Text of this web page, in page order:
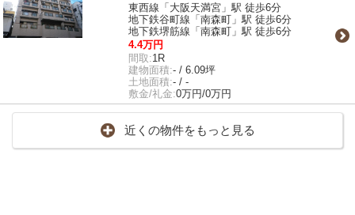
東西線「大阪天満宮」駅 徒歩6分
地下鉄谷町線「南森町」駅 徒歩6分
地下鉄堺筋線「南森町」駅 徒歩6分
4.4万円
間取:1R
建物面積:- / 6.09坪
土地面積:- / -
敷金/礼金:0万円/0万円
近くの物件をもっと見る